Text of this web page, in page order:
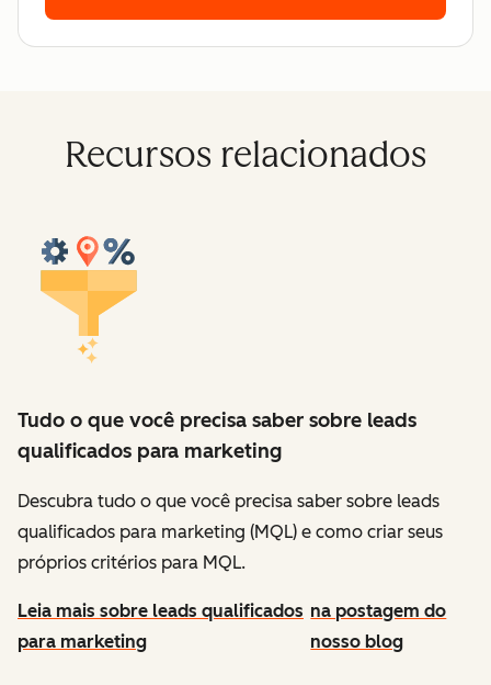
Recursos relacionados
Tudo o que você precisa saber sobre leads
qualificados para marketing
Descubra tudo o que você precisa saber sobre leads
qualificados para marketing (MQL) e como criar seus
próprios critérios para MQL.
Leia mais sobre leads qualificados
para marketing
na postagem do
nosso blog